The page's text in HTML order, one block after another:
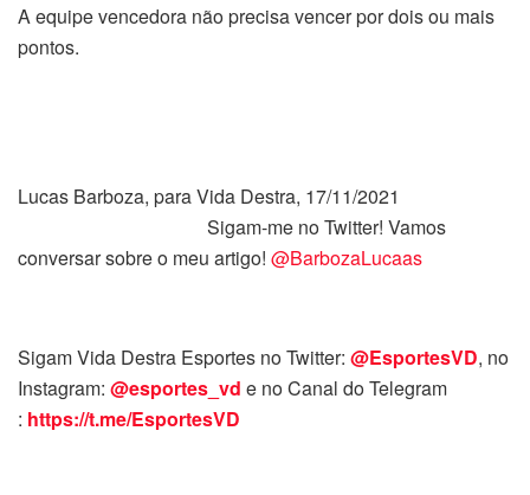
A equipe vencedora não precisa vencer por dois ou mais
pontos.
Lucas Barboza, para Vida Destra, 17/11/2021
Sigam-me no Twitter! Vamos
conversar sobre o meu artigo! @BarbozaLucaas
Sigam Vida Destra Esportes no Twitter: @EsportesVD, no
Instagram: @esportes_vd e no Canal do Telegram
: https://t.me/EsportesVD